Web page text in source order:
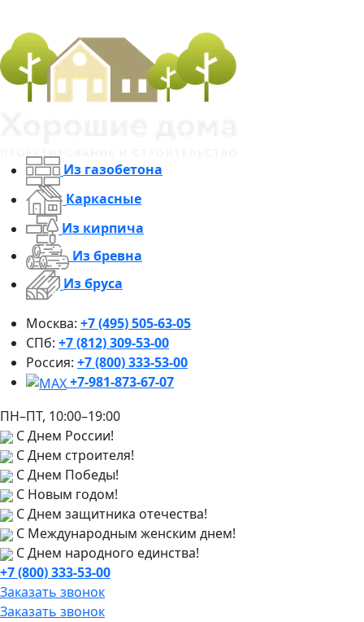
Из газобетона
Каркасные
Из кирпича
Из бревна
Из бруса
Москва: +7 (495) 505-63-05
СПб: +7 (812) 309-53-00
Россия: +7 (800) 333-53-00
+7-981-873-67-07
ПН–ПТ, 10:00–19:00
С Днем России!
С Днем строителя!
С Днем Победы!
С Новым годом!
С Днем защитника отечества!
С Международным женским днем!
С Днем народного единства!
+7 (800) 333-53-00
Заказать звонок
Заказать звонок